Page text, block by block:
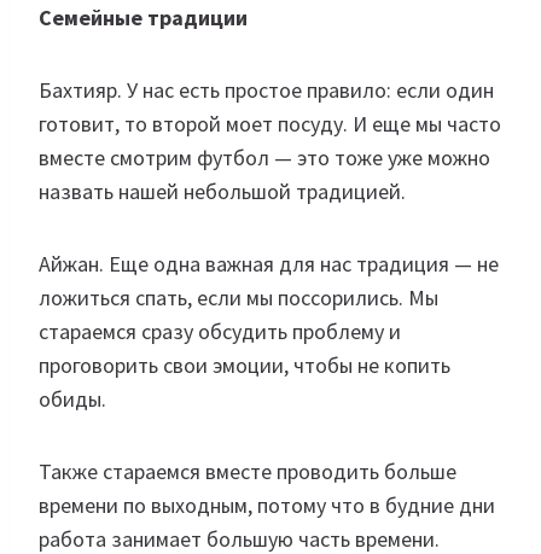
Семейные традиции
Бахтияр. У нас есть простое правило: если один
готовит, то второй моет посуду. И еще мы часто
вместе смотрим футбол — это тоже уже можно
назвать нашей небольшой традицией.
Айжан. Еще одна важная для нас традиция — не
ложиться спать, если мы поссорились. Мы
стараемся сразу обсудить проблему и
проговорить свои эмоции, чтобы не копить
обиды.
Также стараемся вместе проводить больше
времени по выходным, потому что в будние дни
работа занимает большую часть времени.